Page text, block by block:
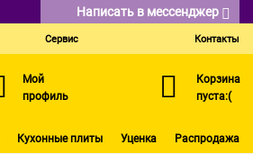
Написать в мессенджер
Сервис Контакты
Мой
профиль
Корзина
пуста:(
Кухонные плиты Уценка Распродажа